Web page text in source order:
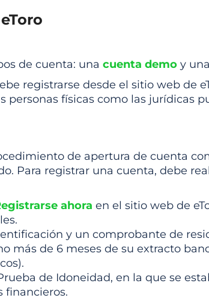
de cuenta: una cuenta demo y
registrarse desde el sitio web de
personas físicas como las jurídicas
de apertura de cuenta
Para registrar una cuenta, debe
ahora en el sitio web de
y un comprobante de
más de 6 meses de su extracto
de Idoneidad, en la que se
financieros.